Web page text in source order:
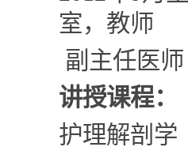
室，教师
副主任医师
讲授课程：
护理解剖